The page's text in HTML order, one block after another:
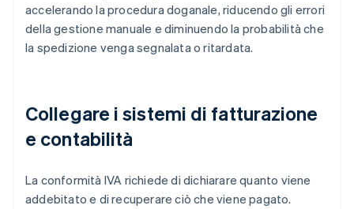
accelerando la procedura doganale, riducendo gli errori
della gestione manuale e diminuendo la probabilità che
la spedizione venga segnalata o ritardata.
Collegare i sistemi di fatturazione
e contabilità
La conformità IVA richiede di dichiarare quanto viene
addebitato e di recuperare ciò che viene pagato.